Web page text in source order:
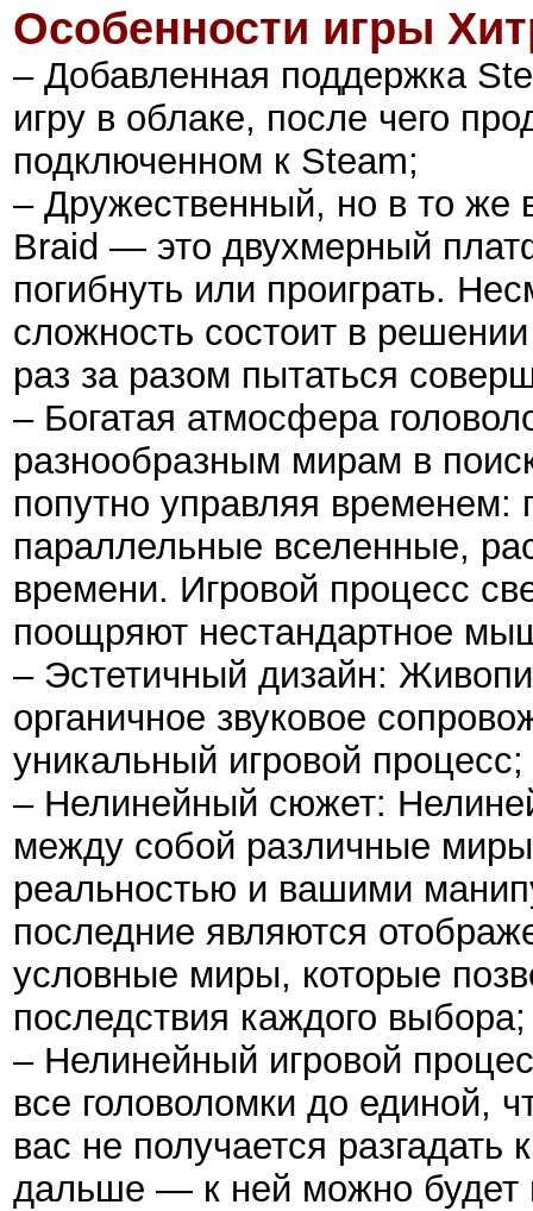
Особенности игры
– Добавленная поддержка
игру в облаке, после чего
подключенном к Steam;
– Дружественный, но в то же
Braid — это двухмерный
погибнуть или проиграть.
сложность состоит в
раз за разом пытаться
– Богатая атмосфера
разнообразным мирам в
попутно управляя временем:
параллельные вселенные,
времени. Игровой процесс
поощряют нестандартное
– Эстетичный дизайн:
органичное звуковое
уникальный игровой процесс;
– Нелинейный сюжет:
между собой различные
реальностью и вашими
последние являются
условные миры, которые
последствия каждого выбора;
– Нелинейный игровой
все головоломки до единой,
вас не получается разгадать
дальше — к ней можно будет